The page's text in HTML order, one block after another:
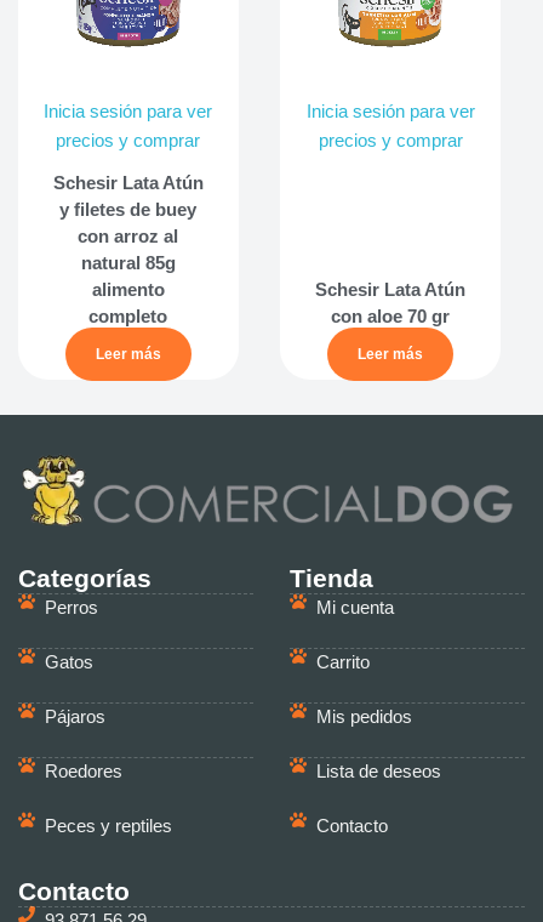
Inicia sesión para ver
precios y comprar
Schesir Lata Atún
y filetes de buey
con arroz al
natural 85g
alimento
completo
Leer más
Inicia sesión para ver
precios y comprar
Schesir Lata Atún
con aloe 70 gr
Leer más
Categorías
Perros
Gatos
Pájaros
Roedores
Peces y reptiles
Tienda
Mi cuenta
Carrito
Mis pedidos
Lista de deseos
Contacto
Contacto